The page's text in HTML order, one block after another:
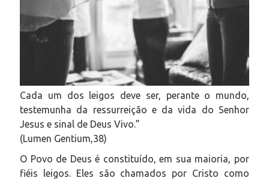
Cada um dos leigos deve ser, perante o mundo,
testemunha da ressurreição e da vida do Senhor
Jesus e sinal de Deus Vivo.”
(Lumen Gentium,38)
O Povo de Deus é constituído, em sua maioria, por
fiéis leigos. Eles são chamados por Cristo como